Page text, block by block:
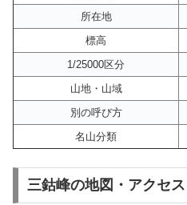
所在地
標高
1/25000区分
山地・山域
別の呼び方
名山分類
三鈷峰の地図・アクセス